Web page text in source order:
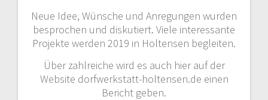
Neue Idee, Wünsche und Anregungen wurden
besprochen und diskutiert. Viele interessante
Projekte werden 2019 in Holtensen begleiten.
Über zahlreiche wird es auch hier auf der
Website dorfwerkstatt-holtensen.de einen
Bericht geben.